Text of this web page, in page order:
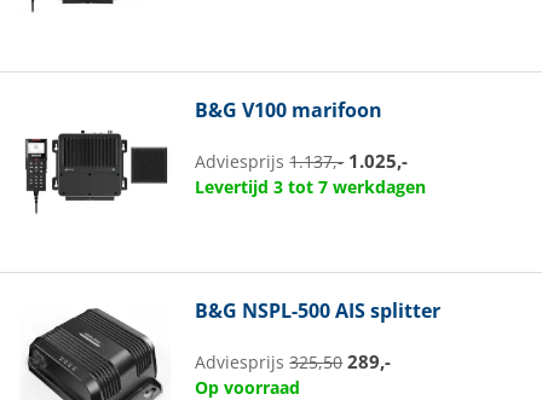
B&G V100 marifoon
Adviesprijs1.137,- 1.025,-
Levertijd 3 tot 7 werkdagen
B&G NSPL-500 AIS splitter
Adviesprijs325,50 289,-
Op voorraad